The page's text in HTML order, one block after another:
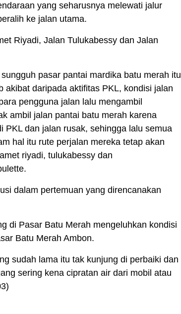
yang seharusnya melewati jalur
ke jalan utama.
Riyadi, Jalan Tulukabessy dan Jalan
pasar pantai mardika batu merah itu
akibat daripada aktifitas PKL, kondisi jalan
pengguna jalan lalu mengambil
ambil jalan pantai batu merah karena
PKL dan jalan rusak, sehingga lalu semua
hal itu rute perjalan mereka tetap akan
riyadi, tulukabessy dan
dalam pertemuan yang direncanakan
di Pasar Batu Merah mengeluhkan kondisi
Batu Merah Ambon.
sudah lama itu tak kunjung di perbaiki dan
sering kena cipratan air dari mobil atau